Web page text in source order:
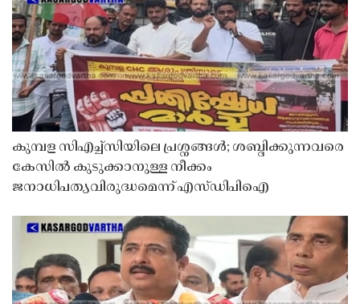
കുമ്പള സിഎച്ച്സിയിലെ പ്രശ്നങ്ങൾ; ശബ്ദിക്കുന്നവരെ
കേസിൽ കുടുക്കാനുള്ള നീക്കം
ജനാധിപത്യവിരുദ്ധമെന്ന് എസ്ഡിപിഐ